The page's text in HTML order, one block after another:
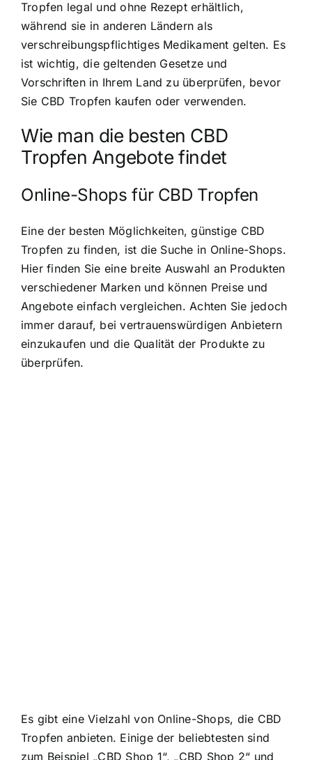
Tropfen legal und ohne Rezept erhältlich,
während sie in anderen Ländern als
verschreibungspflichtiges Medikament gelten. Es
ist wichtig, die geltenden Gesetze und
Vorschriften in Ihrem Land zu überprüfen, bevor
Sie CBD Tropfen kaufen oder verwenden.
Wie man die besten CBD
Tropfen Angebote findet
Online-Shops für CBD Tropfen
Eine der besten Möglichkeiten, günstige CBD
Tropfen zu finden, ist die Suche in Online-Shops.
Hier finden Sie eine breite Auswahl an Produkten
verschiedener Marken und können Preise und
Angebote einfach vergleichen. Achten Sie jedoch
immer darauf, bei vertrauenswürdigen Anbietern
einzukaufen und die Qualität der Produkte zu
überprüfen.
Es gibt eine Vielzahl von Online-Shops, die CBD
Tropfen anbieten. Einige der beliebtesten sind
zum Beispiel „CBD Shop 1“, „CBD Shop 2“ und